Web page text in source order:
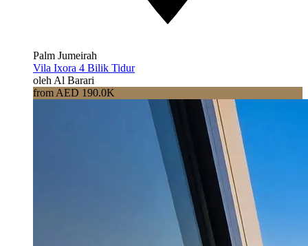
Palm Jumeirah
Vila Ixora 4 Bilik Tidur
oleh Al Barari
from AED 190.0K